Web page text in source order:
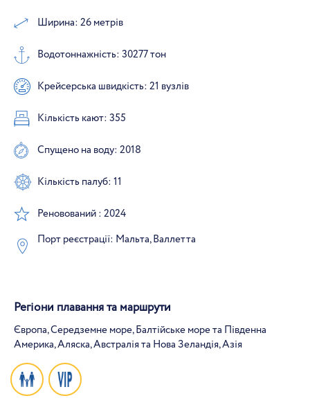
Ширина: 26 метрів
Водотоннажність: 30277 тон
Крейсерська швидкість: 21 вузлів
Кількість кают: 355
Спущено на воду: 2018
Кількість палуб: 11
Реновований : 2024
Порт реєстрації: Мальта, Валлетта
Регіони плавання та маршрути
Європа, Середземне море, Балтійське море та Південна
Америка, Аляска, Австралія та Нова Зеландія, Азія